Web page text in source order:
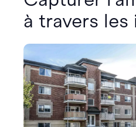
à travers les